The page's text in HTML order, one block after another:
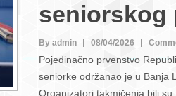
seniorskog
By admin 08/04/2026
Pojedinačno prvenstvo
seniorke održanao je u Banja
Organizatori takmičenja bili